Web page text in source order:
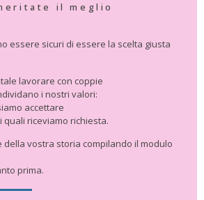
il meglio
essere sicuri di essere la scelta giusta
lavorare con coppie
i nostri valori:
accettare
quali riceviamo richiesta.
della vostra storia compilando il modulo
prima.